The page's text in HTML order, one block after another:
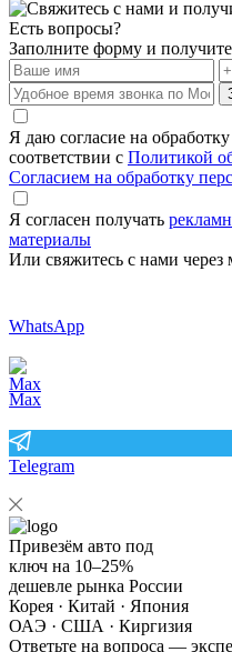
Есть вопросы?
Заполните форму и
Я даю согласие на
соответствии с Политикой
Согласием на обработку
Я согласен получать
материалы
Или свяжитесь с нами через
WhatsApp
Max
Telegram
Привезём авто под
ключ на 10–25%
дешевле рынка России
Корея · Китай · Япония
ОАЭ · США · Киргизия
Ответьте на вопроса —